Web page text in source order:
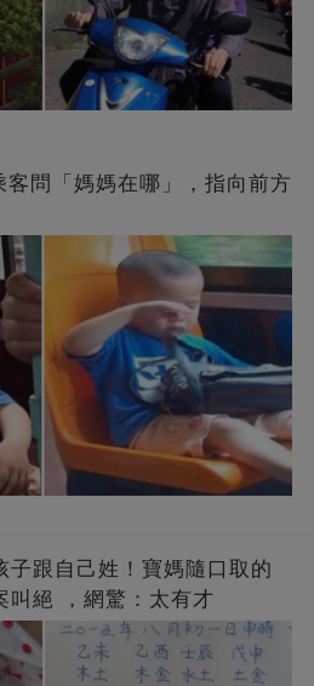
問「媽媽在哪」，指向前方
子跟自己姓！寶媽隨口取的
叫絕 ，網驚：太有才